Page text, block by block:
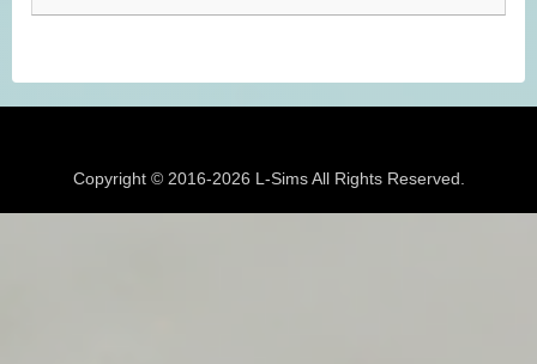
Copyright © 2016-2026 L-Sims All Rights Reserved.